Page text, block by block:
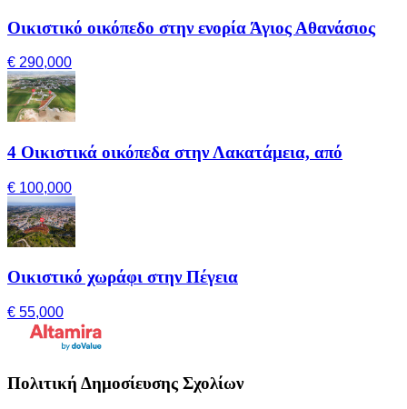
Οικιστικό οικόπεδο στην ενορία Άγιος Αθανάσιος
€ 290,000
4 Οικιστικά οικόπεδα στην Λακατάμεια, από
€ 100,000
Οικιστικό χωράφι στην Πέγεια
€ 55,000
Πολιτική Δημοσίευσης Σχολίων